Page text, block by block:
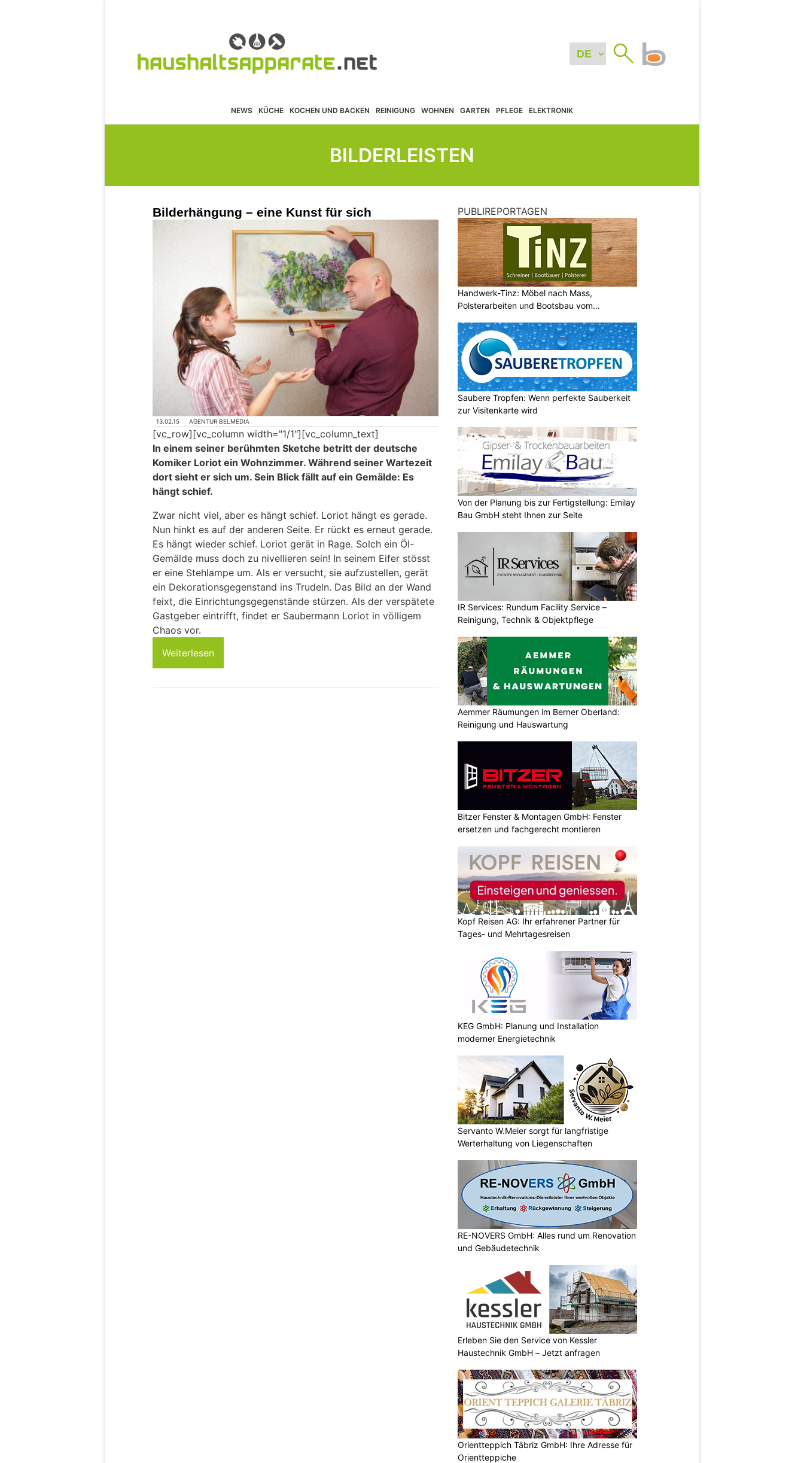
NEWS KÜCHE KOCHEN UND BACKEN REINIGUNG WOHNEN GARTEN PFLEGE ELEKTRONIK
BILDERLEISTEN
Bilderhängung – eine Kunst für sich
13.02.15 AGENTUR BELMEDIA
[vc_row][vc_column width="1/1"][vc_column_text]
In einem seiner berühmten Sketche betritt der deutsche
Komiker Loriot ein Wohnzimmer. Während seiner Wartezeit
dort sieht er sich um. Sein Blick fällt auf ein Gemälde: Es
hängt schief.
Zwar nicht viel, aber es hängt schief. Loriot hängt es gerade.
Nun hinkt es auf der anderen Seite. Er rückt es erneut gerade.
Es hängt wieder schief. Loriot gerät in Rage. Solch ein Öl-
Gemälde muss doch zu nivellieren sein! In seinem Eifer stösst
er eine Stehlampe um. Als er versucht, sie aufzustellen, gerät
ein Dekorationsgegenstand ins Trudeln. Das Bild an der Wand
feixt, die Einrichtungsgegenstände stürzen. Als der verspätete
Gastgeber eintrifft, findet er Saubermann Loriot in völligem
Chaos vor.
Weiterlesen
PUBLIREPORTAGEN
Handwerk-Tinz: Möbel nach Mass,
Polsterarbeiten und Bootsbau vom
Saubere Tropfen: Wenn perfekte Sauberkeit
zur Visitenkarte wird
Von der Planung bis zur Fertigstellung: Emilay
Bau GmbH steht Ihnen zur Seite
IR Services: Rundum Facility Service –
Reinigung, Technik & Objektpflege
Aemmer Räumungen im Berner Oberland:
Reinigung und Hauswartung
Bitzer Fenster & Montagen GmbH: Fenster
ersetzen und fachgerecht montieren
Kopf Reisen AG: Ihr erfahrener Partner für
Tages- und Mehrtagesreisen
KEG GmbH: Planung und Installation
moderner Energietechnik
Servanto W.Meier sorgt für langfristige
Werterhaltung von Liegenschaften
RE-NOVERS GmbH: Alles rund um Renovation
und Gebäudetechnik
Erleben Sie den Service von Kessler
Haustechnik GmbH – Jetzt anfragen
Orientteppich Täbriz GmbH: Ihre Adresse für
Orientteppiche